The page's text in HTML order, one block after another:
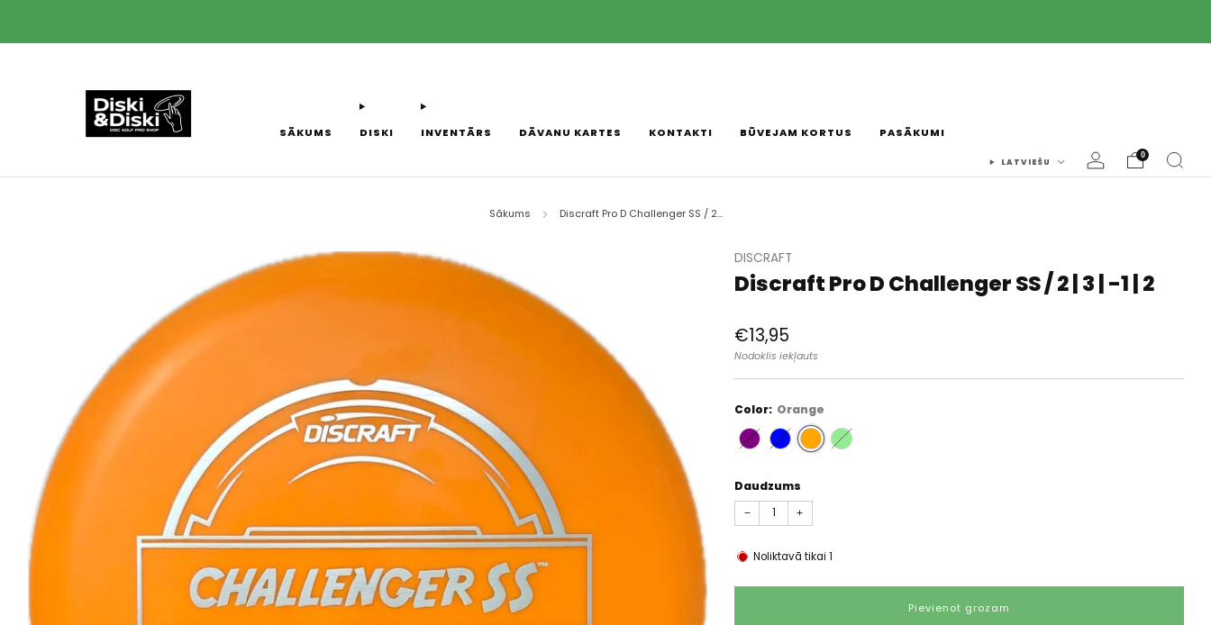
SĀKUMS DISKI INVENTĀRS DĀVANU KARTES KONTAKTI BŪVEJAM KORTUS PASĀKUMI
LATVIEŠU
0
Sākums Discraft Pro D Challenger SS / 2...
DISCRAFT
Discraft Pro D Challenger SS / 2 | 3 | -1 | 2
Parastā
cena
€13,95
Nodoklis iekļauts
Color: Orange
Daudzums
− +
Noliktavā tikai1
Pievienot grozam